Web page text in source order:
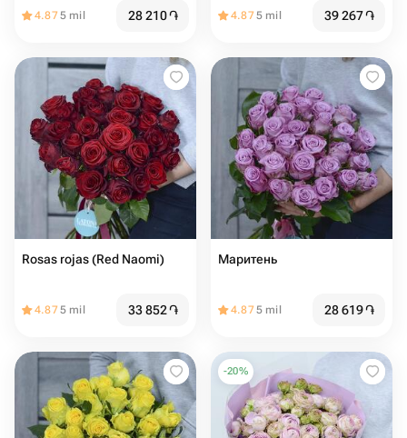
4.875 mil 28 210֏ 4.875 mil 39 267֏
Rosas rojas (Red Naomi)
4.875 mil 33 852֏
Маритень
4.875 mil 28 619֏
-20%